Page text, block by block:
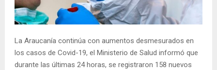
N
ULa Araucanía continúa con aumentos desmesurados en
los casos de Covid-19, el Ministerio de Salud informó que
durante las últimas 24 horas, se registraron 158 nuevos